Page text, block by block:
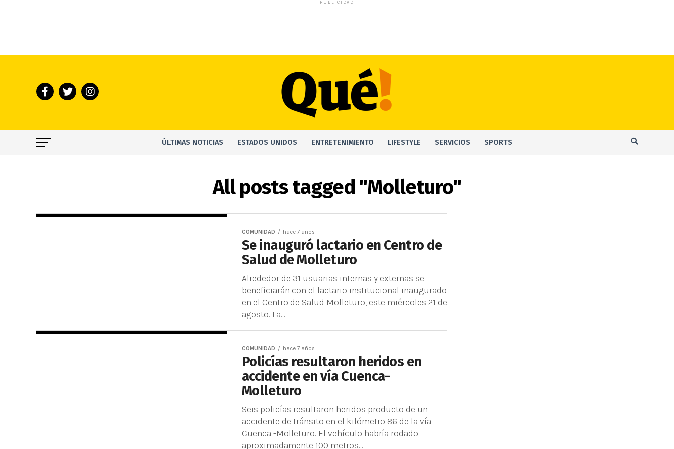
PUBLICIDAD
ÚLTIMAS NOTICIAS ESTADOS UNIDOS ENTRETENIMIENTO LIFESTYLE SERVICIOS SPORTS
All posts tagged "Molleturo"
COMUNIDAD hace 7 años
Se inauguró lactario en Centro de
Salud de Molleturo
Alrededor de 31 usuarias internas y externas se
beneficiarán con el lactario institucional inaugurado
en el Centro de Salud Molleturo, este miércoles 21 de
agosto. La...
COMUNIDAD hace 7 años
Policías resultaron heridos en
accidente en vía Cuenca-
Molleturo
Seis policías resultaron heridos producto de un
accidente de tránsito en el kilómetro 86 de la vía
Cuenca -Molleturo. El vehículo habría rodado
aproximadamente 100 metros...